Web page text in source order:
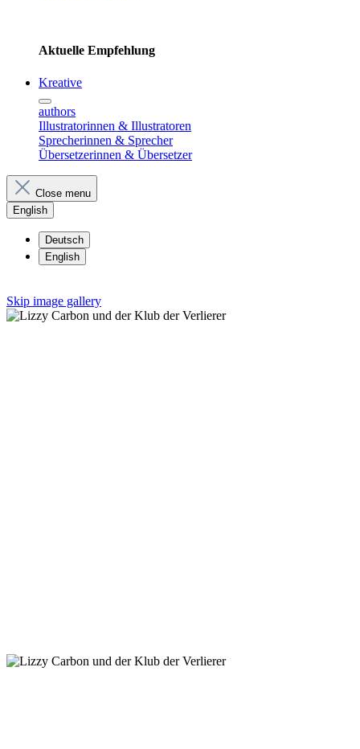
Aktuelle Empfehlung
Kreative
authors
Illustratorinnen & Illustratoren
Sprecherinnen & Sprecher
Übersetzerinnen & Übersetzer
Close menu
English
Deutsch
English
Skip image gallery